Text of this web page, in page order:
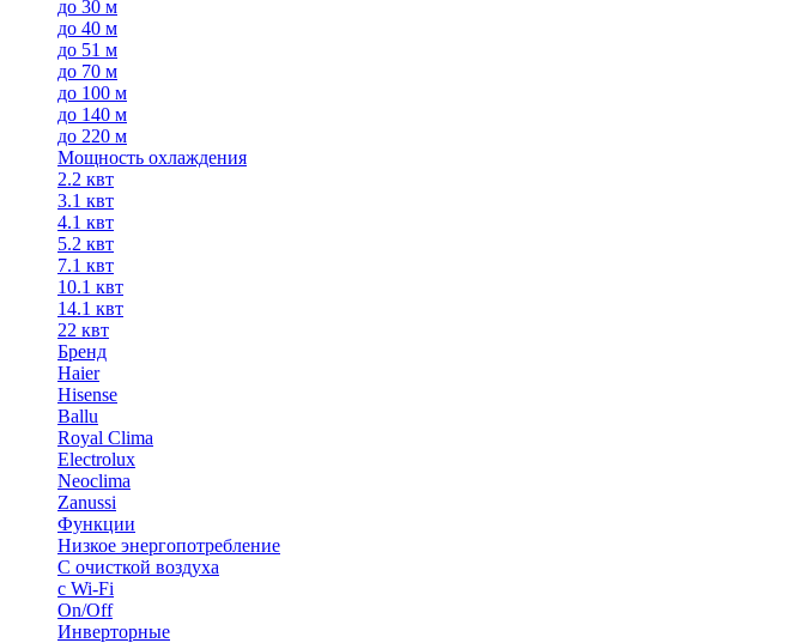
до 30 м
до 40 м
до 51 м
до 70 м
до 100 м
до 140 м
до 220 м
Мощность охлаждения
2.2 квт
3.1 квт
4.1 квт
5.2 квт
7.1 квт
10.1 квт
14.1 квт
22 квт
Бренд
Haier
Hisense
Ballu
Royal Clima
Electrolux
Neoclima
Zanussi
Функции
Низкое энергопотребление
С очисткой воздуха
с Wi-Fi
On/Off
Инверторные